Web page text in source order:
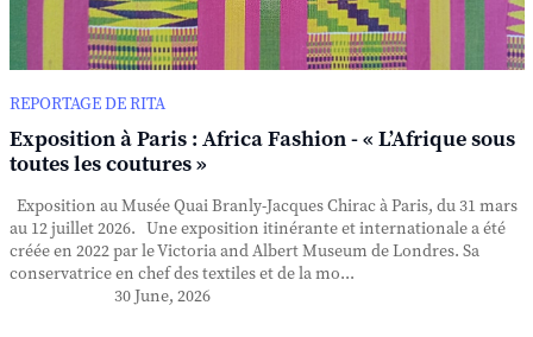
REPORTAGE DE RITA
Exposition à Paris : Africa Fashion - « L’Afrique sous
toutes les coutures »
Exposition au Musée Quai Branly-Jacques Chirac à Paris, du 31 mars
au 12 juillet 2026. Une exposition itinérante et internationale a été
créée en 2022 par le Victoria and Albert Museum de Londres. Sa
conservatrice en chef des textiles et de la mo...
30 June, 2026